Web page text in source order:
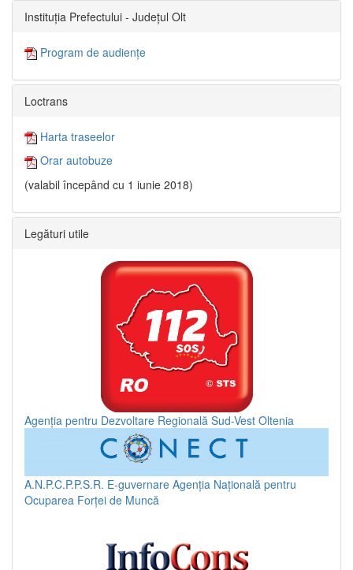
Instituția Prefectului - Județul Olt
Program de audiențe
Loctrans
Harta traseelor
Orar autobuze
(valabil începând cu 1 iunie 2018)
Legături utile
Agenția pentru Dezvoltare Regională Sud-Vest Oltenia
A.N.P.C.P.P.S.R. E-guvernare Agenția Națională pentru
Ocuparea Forței de Muncă